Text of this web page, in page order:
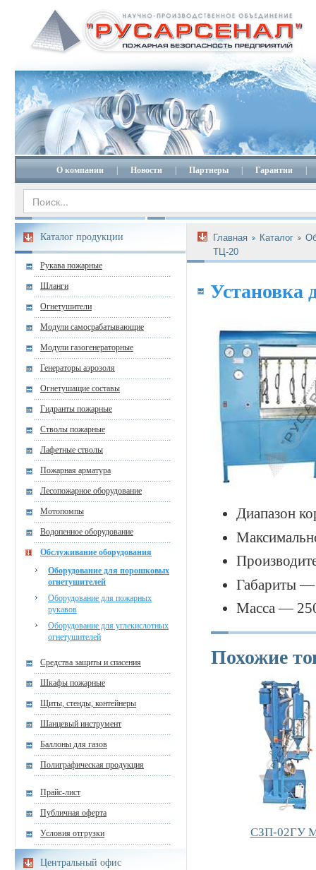
О компании Новости Партнеры Гарантии
Каталог продукции
Рукава пожарные
Шланги
Огнетушители
Модули самосрабатывающие
Модули газогенераторные
Генераторы аэрозоля
Огнетушащие составы
Гидранты пожарные
Стволы пожарные
Лафетные стволы
Пожарная арматура
Лесопожарное оборудование
Мотопомпы
Водопенное оборудование
Обслуживание оборудования
Оборудование для порошковых
огнетушителей
Оборудование для пожарных
рукавов
Оборудование для углекислотных
огнетушителей
Средства защиты и спасения
Шкафы пожарные
Щиты, стенды, контейнеры
Шанцевый инструмент
Баллоны для газов
Полиграфическая продукция
Прайс-лист
Публичная оферта
Условия отгрузки
Центральный офис
Главная Каталог
ТЦ-20
Установка
Диапазон
Габариты
Масса —
Похожие
СЗП-02ГУ